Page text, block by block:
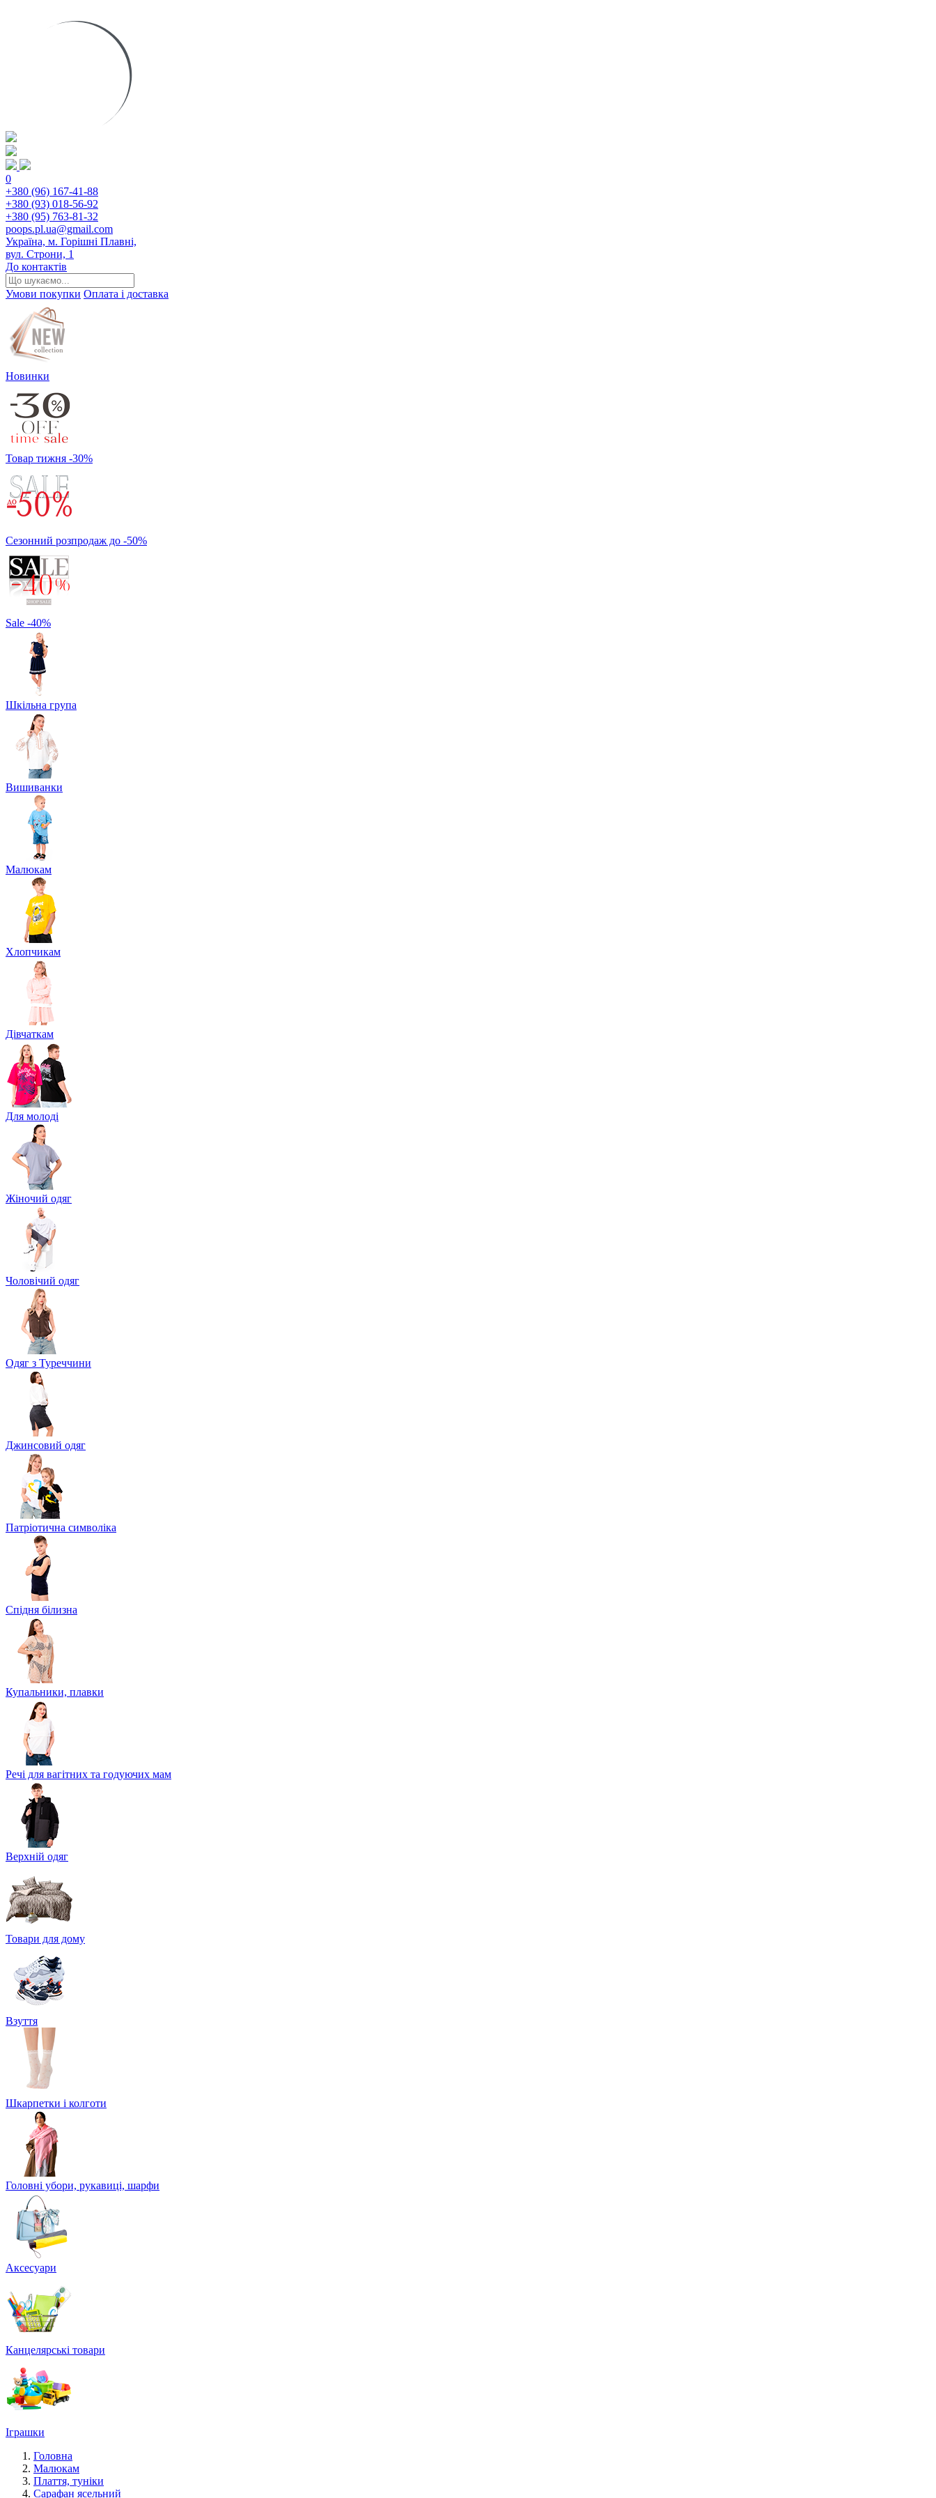
0
+380 (96) 167-41-88
+380 (93) 018-56-92
+380 (95) 763-81-32
poops.pl.ua@gmail.com
Україна, м. Горішні Плавні,
вул. Строни, 1
До контактів
Умови покупки Оплата і доставка
Новинки
Товар тижня -30%
Сезонний розпродаж до -50%
Sale -40%
Шкільна група
Вишиванки
Малюкам
Хлопчикам
Дівчаткам
Для молоді
Жіночий одяг
Чоловічий одяг
Одяг з Туреччини
Джинсовий одяг
Патріотична символіка
Спідня білизна
Купальники, плавки
Речі для вагітних та годуючих мам
Верхній одяг
Товари для дому
Взуття
Шкарпетки і колготи
Головні убори, рукавиці, шарфи
Аксесуари
Канцелярські товари
Іграшки
Головна
Малюкам
Плаття, туніки
Сарафан ясельний